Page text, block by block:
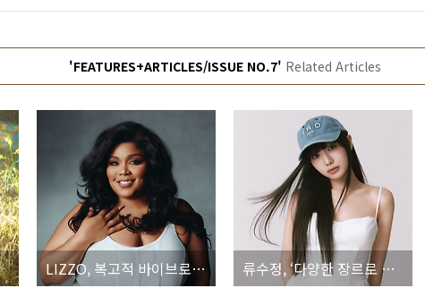
'FEATURES+ARTICLES/ISSUE NO.7' Related Articles
LIZZO, 복고적 바이브로 풀어내는 긍정의 에너지 류수정, ‘다양한 장르로 내 이야기를 들려주는 가수’를 꿈꾸다